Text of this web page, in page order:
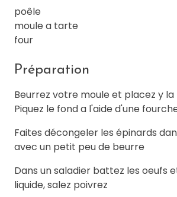
poêle
moule a tarte
four
Préparation
Beurrez votre moule et placez y
Piquez le fond a l'aide d'une
Faites décongeler les épinards
avec un petit peu de beurre
Dans un saladier battez les oeufs
liquide, salez poivrez